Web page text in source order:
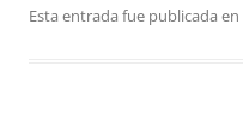
Esta entrada fue publicada en